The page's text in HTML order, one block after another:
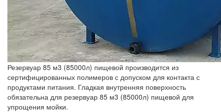
Резервуар 85 м3 (85000л) пищевой производится из
сертифицированных полимеров с допуском для контакта с
продуктами питания. Гладкая внутренняя поверхность
обязательна для резервуар 85 м3 (85000л) пищевой для
упрощения мойки.